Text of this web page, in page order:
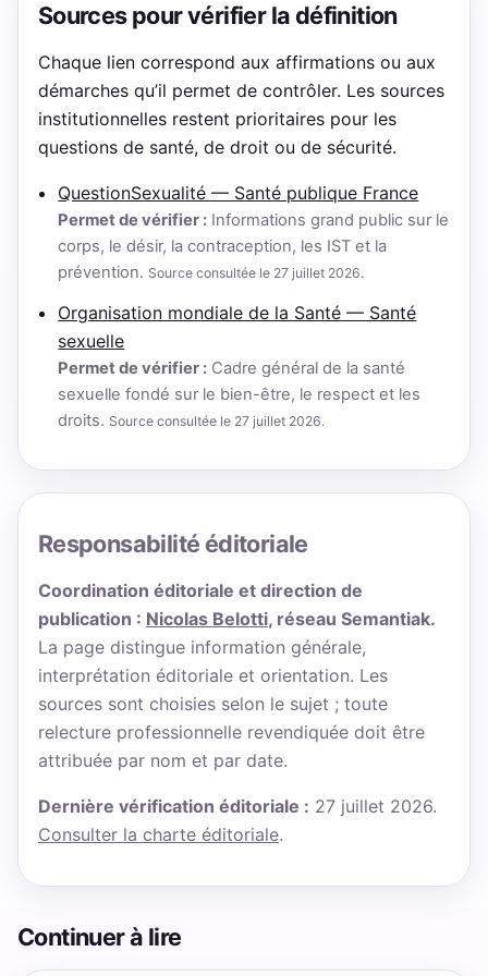
Sources pour vérifier la définition
Chaque lien correspond aux affirmations ou aux
démarches qu’il permet de contrôler. Les sources
institutionnelles restent prioritaires pour les
questions de santé, de droit ou de sécurité.
QuestionSexualité — Santé publique France
Permet de vérifier : Informations grand public sur le
corps, le désir, la contraception, les IST et la
prévention. Source consultée le 27 juillet 2026.
Organisation mondiale de la Santé — Santé
sexuelle
Permet de vérifier : Cadre général de la santé
sexuelle fondé sur le bien-être, le respect et les
droits. Source consultée le 27 juillet 2026.
Responsabilité éditoriale
Coordination éditoriale et direction de
publication : Nicolas Belotti, réseau Semantiak.
La page distingue information générale,
interprétation éditoriale et orientation. Les
sources sont choisies selon le sujet ; toute
relecture professionnelle revendiquée doit être
attribuée par nom et par date.
Dernière vérification éditoriale : 27 juillet 2026.
Consulter la charte éditoriale.
Continuer à lire